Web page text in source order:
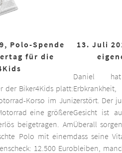
Polo-Spende
für die
der Biker4Kids platt:
Korso im Juni
eine größere
beigetragen. Am
Polo mit einem
12.500 Euro
13. Juli
Daniel
zerstört. Der
Gesicht ist
Überall
dass seine
bleiben,